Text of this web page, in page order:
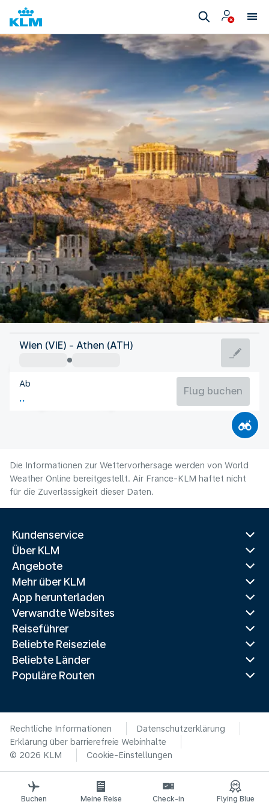
Griechenland
Athen
Griechenland
Flugzeit
Wien (VIE) - Athen (ATH)
Ab
Flug buchen
Die Informationen zur Wettervorhersage werden von World
Weather Online bereitgestellt. Air France-KLM haftet nicht
für die Zuverlässigkeit dieser Daten.
Kundenservice
Über KLM
Angebote
Mehr über KLM
App herunterladen
Verwandte Websites
Reiseführer
Beliebte Reiseziele
Beliebte Länder
Populäre Routen
Rechtliche Informationen
Datenschutzerklärung
Erklärung über barrierefreie Webinhalte
© 2026 KLM
Cookie-Einstellungen
Buchen Meine Reise Check-in Flying Blue